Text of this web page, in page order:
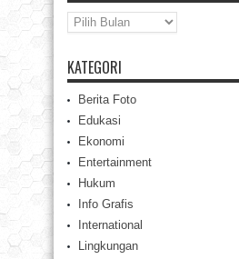
Arsip
KATEGORI
Berita Foto
Edukasi
Ekonomi
Entertainment
Hukum
Info Grafis
International
Lingkungan